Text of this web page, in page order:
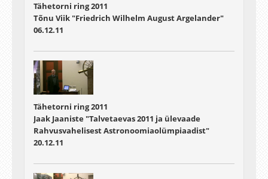
Tähetorni ring 2011
Tõnu Viik "Friedrich Wilhelm August Argelander"
06.12.11
Tähetorni ring 2011
Jaak Jaaniste "Talvetaevas 2011 ja ülevaade
Rahvusvahelisest Astronoomiaolümpiaadist"
20.12.11